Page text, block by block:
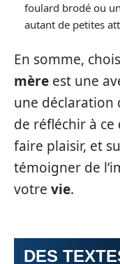
foulard brodé ou
autant de petites
En somme,
mère est une
une déclaration
de réfléchir à
faire plaisir, et
témoigner de
votre vie.
DES